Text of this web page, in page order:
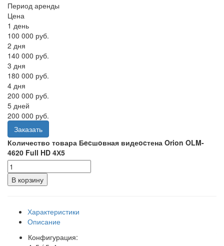
Период аренды
Цена
1 день
100 000 руб.
2 дня
140 000 руб.
3 дня
180 000 руб.
4 дня
200 000 руб.
5 дней
200 000 руб.
Заказать
Количество товара Бecшoвная видеocтена Orion OLM-
4620 Full HD 4Х5
В корзину
Характеристики
Описание
Конфигурация: